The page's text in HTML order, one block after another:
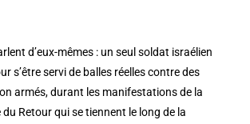
d’eux-mêmes : un seul soldat israélien
s’être servi de balles réelles contre des
armés, durant les manifestations de la
Retour qui se tiennent le long de la